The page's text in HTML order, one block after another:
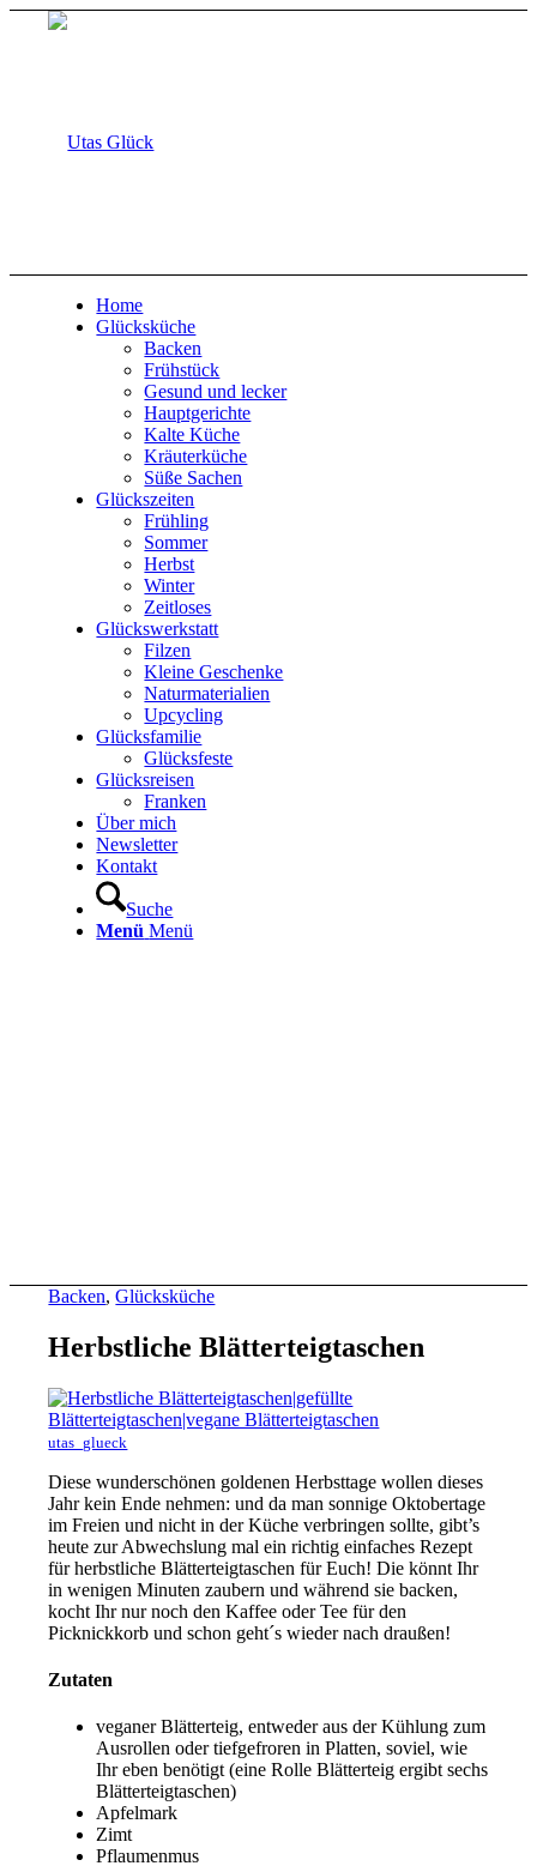
Home
Glücksküche
Backen
Frühstück
Gesund und lecker
Hauptgerichte
Kalte Küche
Kräuterküche
Süße Sachen
Glückszeiten
Frühling
Sommer
Herbst
Winter
Zeitloses
Glückswerkstatt
Filzen
Kleine Geschenke
Naturmaterialien
Upcycling
Glücksfamilie
Glücksfeste
Glücksreisen
Franken
Über mich
Newsletter
Kontakt
Suche
Menü Menü
Backen,Glücksküche
Herbstliche Blätterteigtaschen
utas_glueck
Diese wunderschönen goldenen Herbsttage wollen dieses
Jahr kein Ende nehmen: und da man sonnige Oktobertage
im Freien und nicht in der Küche verbringen sollte, gibt’s
heute zur Abwechslung mal ein richtig einfaches Rezept
für herbstliche Blätterteigtaschen für Euch! Die könnt Ihr
in wenigen Minuten zaubern und während sie backen,
kocht Ihr nur noch den Kaffee oder Tee für den
Picknickkorb und schon geht´s wieder nach draußen!
Zutaten
veganer Blätterteig, entweder aus der Kühlung zum
Ausrollen oder tiefgefroren in Platten, soviel, wie
Ihr eben benötigt (eine Rolle Blätterteig ergibt sechs
Blätterteigtaschen)
Apfelmark
Zimt
Pflaumenmus